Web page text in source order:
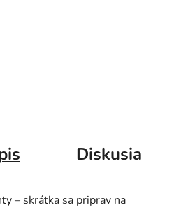
Diskusia
– skrátka sa priprav na